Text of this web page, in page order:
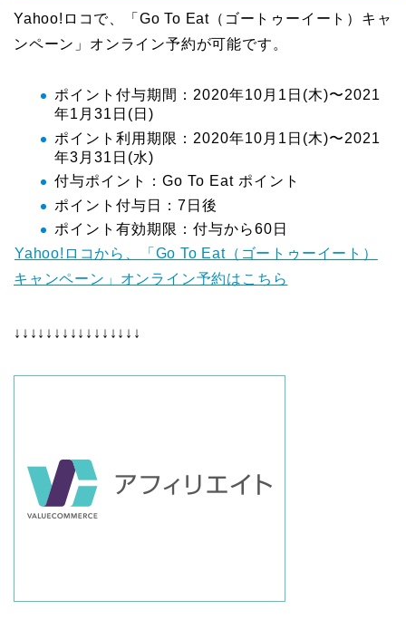
Yahoo!ロコで、「Go To Eat（ゴートゥーイート）キャ
ンペーン」オンライン予約が可能です。
ポイント付与期間：2020年10月1日(木)〜2021
年1月31日(日)
ポイント利用期限：2020年10月1日(木)〜2021
年3月31日(水)
付与ポイント：Go To Eat ポイント
ポイント付与日：7日後
ポイント有効期限：付与から60日
Yahoo!ロコから、「Go To Eat（ゴートゥーイート）
キャンペーン」オンライン予約はこちら
↓↓↓↓↓↓↓↓↓↓↓↓↓↓↓↓